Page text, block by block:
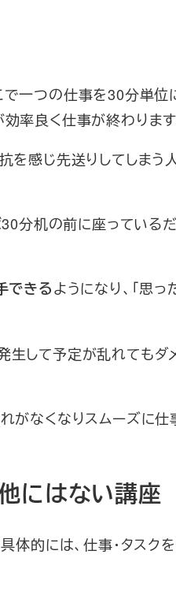
一つの仕事を30分単位
率良く仕事が終わります
を感じ先送りしてしまう
分机の前に座っている
できるようになり、「思
生して予定が乱れてもダ
がなくなりスムーズに仕
にはない講座
体的には、仕事・タスク